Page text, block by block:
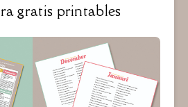
gratis printables